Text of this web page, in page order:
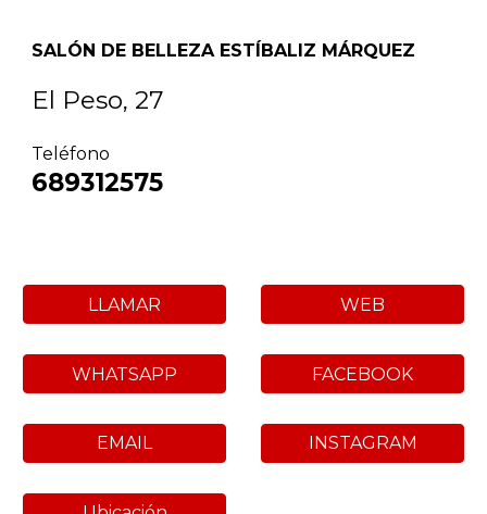
SALÓN DE BELLEZA ESTÍBALIZ MÁRQUEZ
El Peso, 27
Teléfono
689312575
LLAMAR
WHATSAPP
EMAIL
WEB
FACEBOOK
INSTAGRAM